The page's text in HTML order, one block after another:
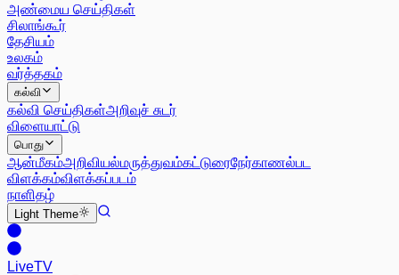
அண்மைய செய்திகள்
சிலாங்கூர்
தேசியம்
உலகம்
வர்த்தகம்
கல்வி
கல்வி செய்திகள்அறிவுச் சுடர்
விளையாட்டு
பொது
ஆன்மீகம்அறிவியல்மருத்துவம்கட்டுரைநேர்காணல்பட
விளக்கம்விளக்கப்படம்
நாளிதழ்
Light Theme
LiveTV